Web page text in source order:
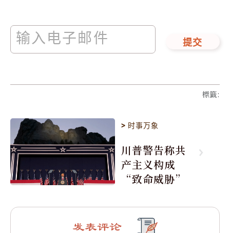
提交
標籤:
> 时事万象
川普警告称共
产主义构成
“致命威胁”
发表评论